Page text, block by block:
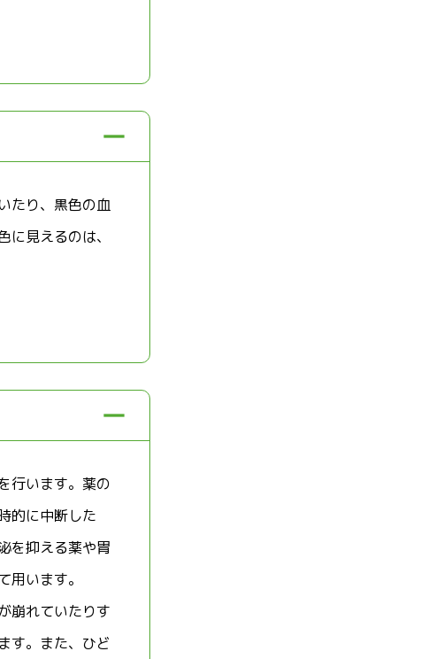
たり、黒色の血
見えるのは、
行います。薬の
的に中断した
を抑える薬や胃
います。
崩れていたりす
す。また、ひど